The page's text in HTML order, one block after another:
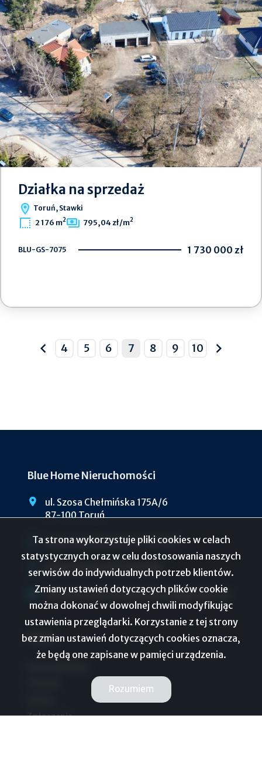
Działka na sprzedaż
Toruń, Stawki
2 176 m2 795,04 zł/m2
BLU-GS-7075 1 730 000 zł
prev
4 5 6 7 8 9 10
next
Blue Home Nieruchomości
ul. Szosa Chełmińska 175A/6
87-100 Toruń
Agnieszka Płachta 510 262 960
Adam Płachta 507 069 689
bluehomenieruchomoscitorun@gmail.com
menu
Zgłoszenia
Ta strona wykorzystuje pliki cookies w celach
statystycznych oraz w celu dostosowania naszych
serwisów do indywidualnych potrzeb klientów.
Zmiany ustawień dotyczących plików cookie
można dokonać w dowolnej chwili modyfikując
ustawienia przeglądarki. Korzystanie z tej strony
bez zmian ustawień dotyczących cookies oznacza,
że będą one zapisane w pamięci urządzenia.
Rozumiem